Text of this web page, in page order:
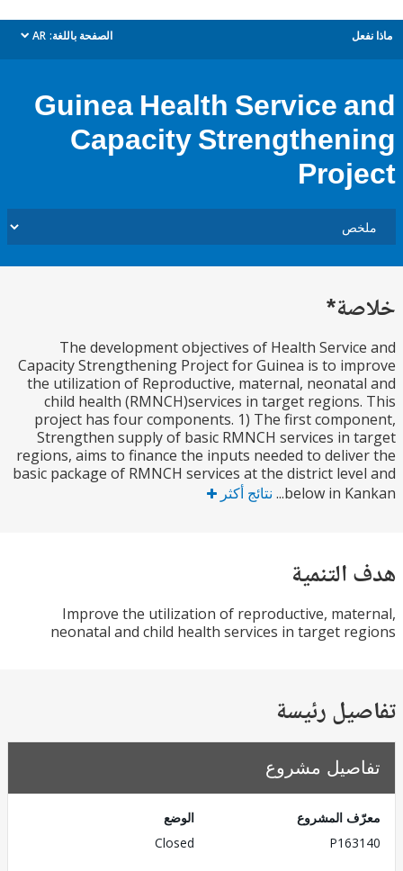
الصفحة باللغة: AR
dropdown
Guinea Health Service
Capacity
The development objectives of Health
Capacity Strengthening Project for Guinea is to
the utilization of Reproductive, maternal,
child health (RMNCH)services in target
project has four components. 1) The first
Strengthen supply of basic RMNCH services in
regions, aims to finance the inputs needed to
basic package of RMNCH services at the district
below in
نتائج أكثر
Improve the utilization of reproductive,
neonatal and child health services in target
رئيسة
مشروع
المشروع